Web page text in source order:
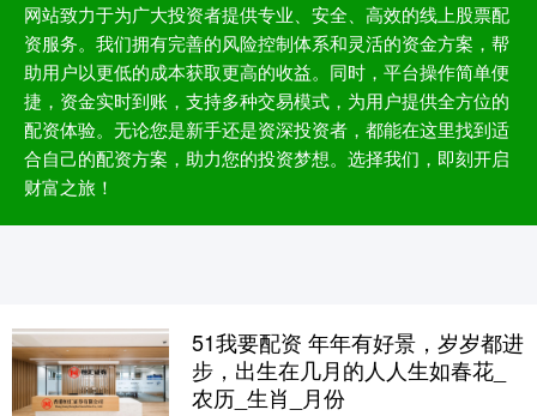
网站致力于为广大投资者提供专业、安全、高效的线上股票配
资服务。我们拥有完善的风险控制体系和灵活的资金方案，帮
助用户以更低的成本获取更高的收益。同时，平台操作简单便
捷，资金实时到账，支持多种交易模式，为用户提供全方位的
配资体验。无论您是新手还是资深投资者，都能在这里找到适
合自己的配资方案，助力您的投资梦想。选择我们，即刻开启
财富之旅！
51我要配资 年年有好景，岁岁都进
步，出生在几月的人人生如春花_
农历_生肖_月份